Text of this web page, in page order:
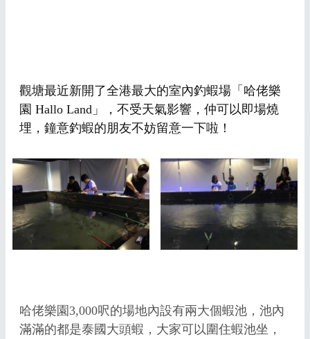
觀塘最近新開了全港最大的室內釣蝦場「哈佬樂
園 Hallo Land」，不受天氣影響，仲可以即場燒
埋，鐘意釣蝦的朋友不妨留意一下啦！
哈佬樂園3,000呎的場地內設有兩大個蝦池，池內
滿滿的都是泰國大頭蝦，大家可以圍住蝦池坐，